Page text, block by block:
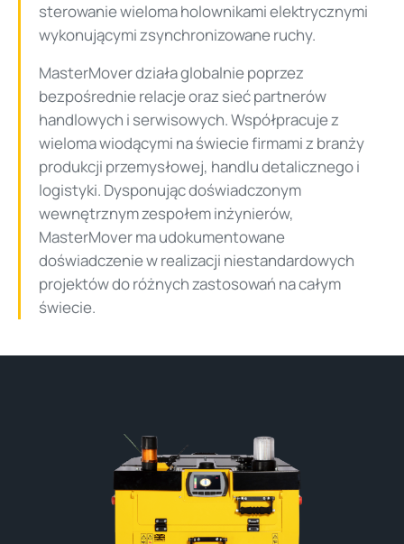
sterowanie wieloma holownikami elektrycznymi
wykonującymi zsynchronizowane ruchy.
MasterMover działa globalnie poprzez
bezpośrednie relacje oraz sieć partnerów
handlowych i serwisowych. Współpracuje z
wieloma wiodącymi na świecie firmami z branży
produkcji przemysłowej, handlu detalicznego i
logistyki. Dysponując doświadczonym
wewnętrznym zespołem inżynierów,
MasterMover ma udokumentowane
doświadczenie w realizacji niestandardowych
projektów do różnych zastosowań na całym
świecie.